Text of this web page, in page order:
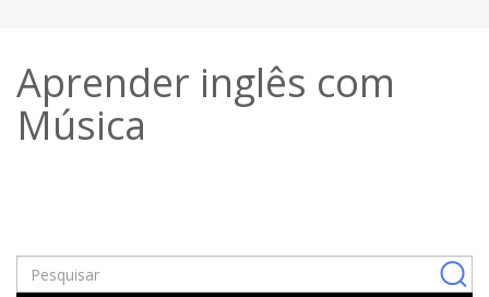
Aprender inglês com
Música